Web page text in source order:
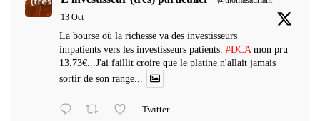
13 Oct
La bourse où la richesse va des investisseurs
impatients vers les investisseurs patients. #DCAmon pru
13.73€...J'ai faillit croire que le platine n'allait jamais
sortir de son range...
Twitter